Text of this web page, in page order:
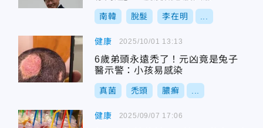
南韓 脫髮 李在明
健康
6歲弟頭永遠禿了！元凶竟是兔子
醫示警：小孩易感染
真菌 禿頭 膿癬
2025/10/01 13:13
健康 2025/09/07 17:06